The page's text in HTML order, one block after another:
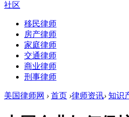
社区
移民律师
房产律师
家庭律师
交通律师
商业律师
刑事律师
美国律师网 › 首页 ›律师资讯› 知识